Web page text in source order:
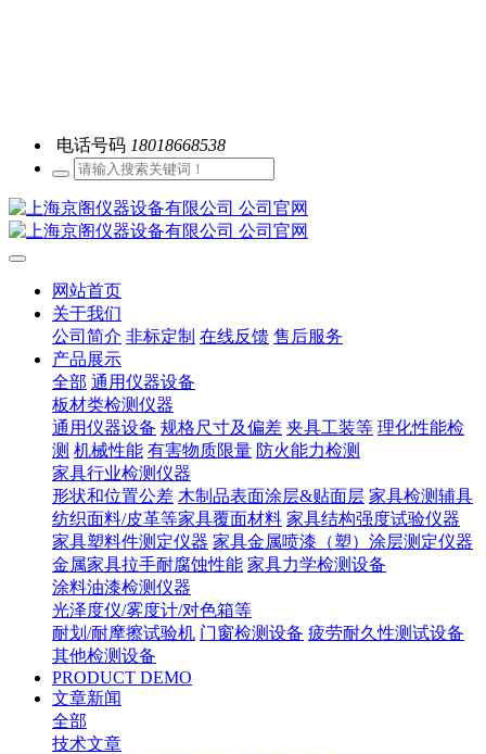
电话号码 18018668538
网站首页
关于我们
公司简介 非标定制 在线反馈 售后服务
产品展示
全部 通用仪器设备
板材类检测仪器
通用仪器设备 规格尺寸及偏差 夹具工装等 理化性能检
测 机械性能 有害物质限量 防火能力检测
家具行业检测仪器
形状和位置公差 木制品表面涂层&贴面层 家具检测辅具
纺织面料/皮革等家具覆面材料 家具结构强度试验仪器
家具塑料件测定仪器 家具金属喷漆（塑）涂层测定仪器
金属家具拉手耐腐蚀性能 家具力学检测设备
涂料油漆检测仪器
光泽度仪/雾度计/对色箱等
耐划/耐摩擦试验机 门窗检测设备 疲劳耐久性测试设备
其他检测设备
PRODUCT DEMO
文章新闻
全部
技术文章